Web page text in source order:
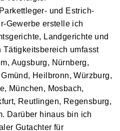
und Estrich-
Gewerbe erstelle ich
Landgerichte und
Tätigkeitsbereich umfasst
Augsburg, Nürnberg,
Heilbronn, Würzburg,
München, Mosbach,
Reutlingen, Regensburg,
Darüber hinaus bin ich
Gutachter für